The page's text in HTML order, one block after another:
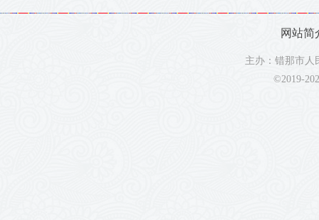
网站简
主办：错那市
©2019-